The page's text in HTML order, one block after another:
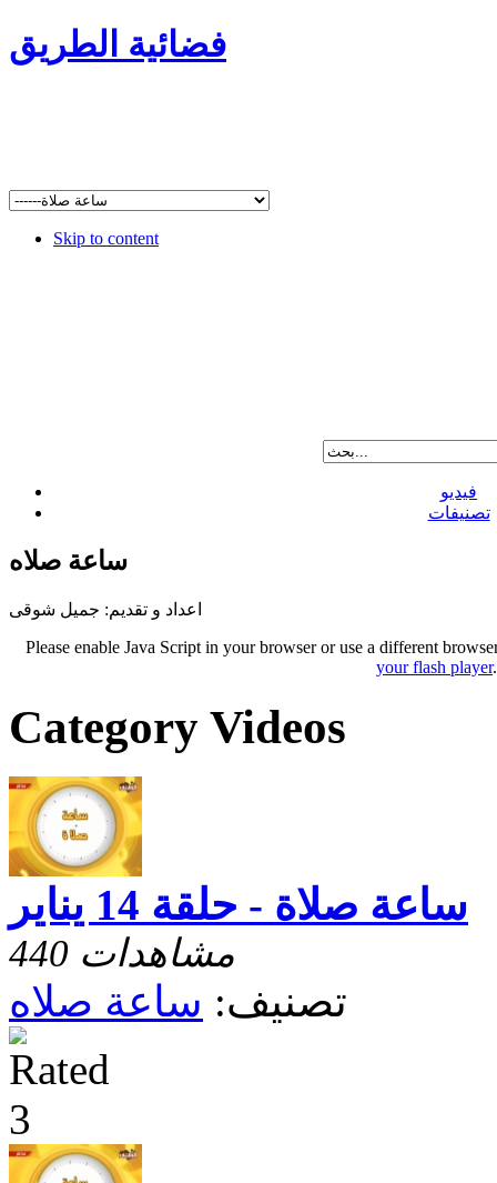
فضائية الطريق
Skip to content
فيديو
تصنيفات
ساعة صلاه
اعداد و تقديم: جميل شوقى
Please enable Java Script in your browser or use a different
your flash player.
Category Videos
ساعة صلاة - حلقة 14 يناير
440 مشاهدات
تصنيف: ساعة صلاه